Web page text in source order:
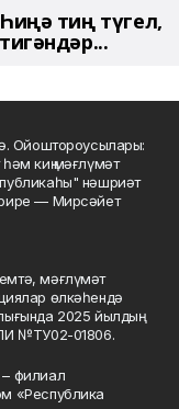
Һиңә тиң түгел,
тигәндәр...
Ойоштороусылары:
киң мәғлүмәт
нәшриәт
— Мирсәйет
мәғлүмәт
өлкәһендә
2025 йылдың
№ТУ02-01806.
– филиал
«Республика